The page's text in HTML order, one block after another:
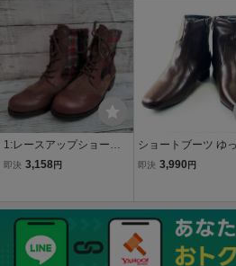
茶 くつ 大人 ショー
ト おしゃれ お出掛
け 美品 6457597
1:レースアップショート
ブーツ ビス/２３ｃｍ 管理
即決 3,158円
ショートブーツ ゆ
幅広 ローヒール 低
即決 3,990 円